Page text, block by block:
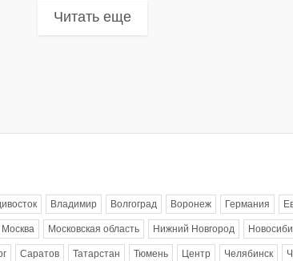
Читать еще
Владимир Волгоград Воронеж Германия
Москва Московская область Нижний Новгород
Саратов Татарстан Тюмень Центр Челябинск